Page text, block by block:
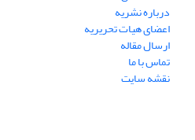
درباره نشریه
اعضای هیات تحریریه
ارسال مقاله
تماس با ما
نقشه سایت